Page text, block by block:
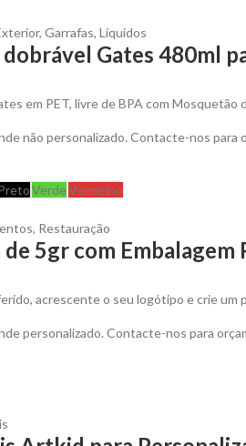
, Garrafas, Líquidos
Gates 480ml
em PET, livre de BPA com Mosquetão
não personalizado. Contacte-nos
VerdeVermelho
, Restauração
5gr com Embalagem
acrescente o seu logótipo e crie
personalizado. Contacte-nos para